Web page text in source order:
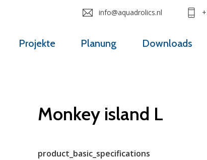
Projekte Planung Downloads
info@aquadrolics.nl
Monkey island L
product_basic_specifications